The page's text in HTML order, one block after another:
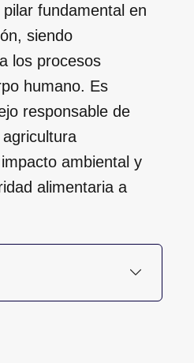
fundamental en
siendo
los procesos
humano. Es
responsable de
ambiental y
alimentaria a